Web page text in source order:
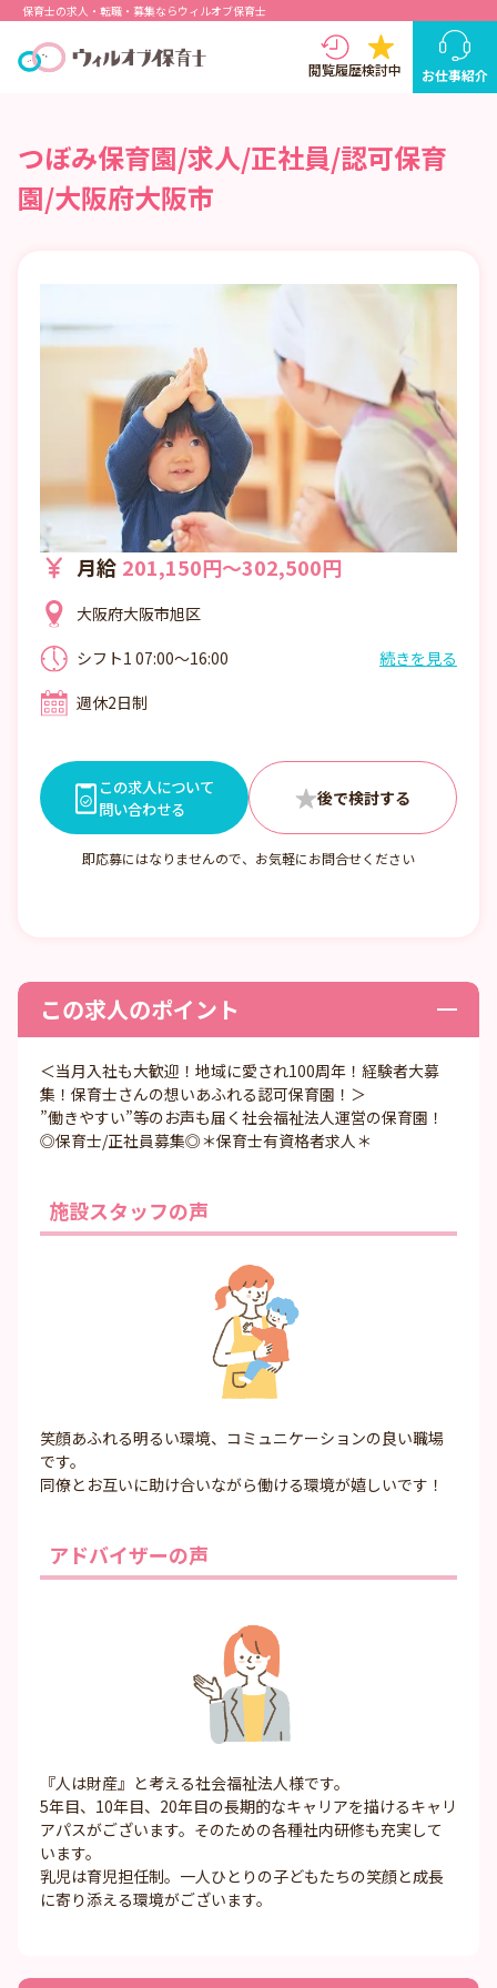
保育士の求人・転職・募集ならウィルオブ保育士
閲覧履歴検討中 お仕事紹介
つぼみ保育園/求人/正社員/認可保育
園/大阪府大阪市
月給 201,150円～302,500円
大阪府大阪市旭区
シフト1 07:00～16:00
シフト3 09:00～18:00
続きを見る
週休2日制
この求人について
問い合わせる
即応募にはなりませんので、お気軽にお問合せください
この求人のポイント
＜当月入社も大歓迎！地域に愛され100周年！経験者大募
集！保育士さんの想いあふれる認可保育園！＞
”働きやすい”等のお声も届く社会福祉法人運営の保育園！
◎保育士/正社員募集◎＊保育士有資格者求人＊
施設スタッフの声
笑顔あふれる明るい環境、コミュニケーションの良い職場
です。
同僚とお互いに助け合いながら働ける環境が嬉しいです！
アドバイザーの声
『人は財産』と考える社会福祉法人様です。
5年目、10年目、20年目の長期的なキャリアを描けるキャリ
アパスがございます。そのための各種社内研修も充実して
います。
乳児は育児担任制。一人ひとりの子どもたちの笑顔と成長
に寄り添える環境がございます。